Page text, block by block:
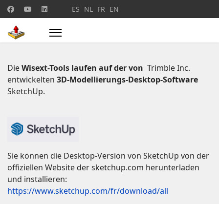
Sprache auswählen
ES NL FR EN
DieWisext-Tools laufen auf der von Trimble Inc.
entwickelten 3D-Modellierungs-Desktop-Software
SketchUp.
Sie können die Desktop-Version von SketchUp von der
offiziellen Website der sketchup.com herunterladen
und installieren:
https://www.sketchup.com/fr/download/all